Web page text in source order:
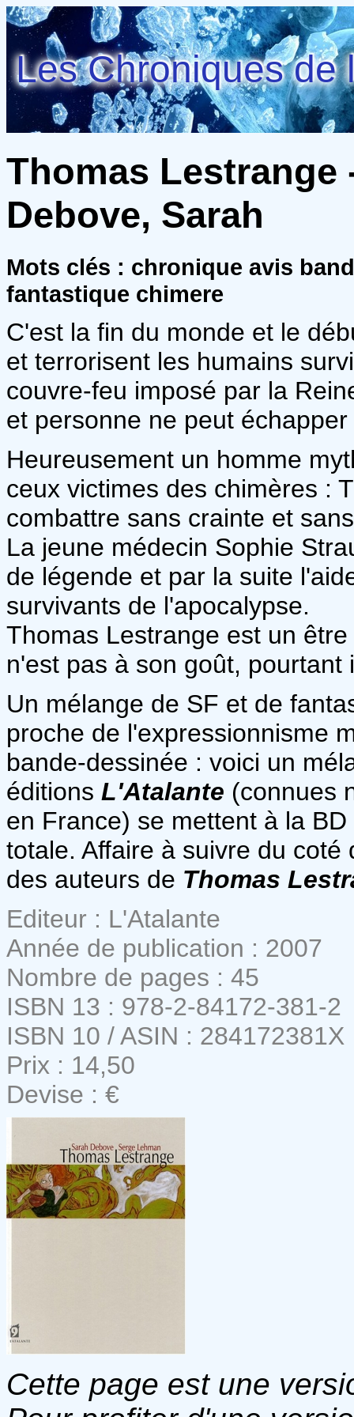
Les Chroniques de
Thomas Lestrange
Debove, Sarah
Mots clés : chronique avis
fantastique chimere
C'est la fin du monde et le
et terrorisent les humains
couvre-feu imposé par la
et personne ne peut
Heureusement un homme
ceux victimes des chimères :
combattre sans crainte et
La jeune médecin Sophie
de légende et par la suite
survivants de l'apocalypse.
Thomas Lestrange est un
n'est pas à son goût,
Un mélange de SF et de
proche de l'expressionnisme
bande-dessinée : voici un
éditions L'Atalante (connues
en France) se mettent à la
totale. Affaire à suivre du
des auteurs de Thomas
Editeur : L'Atalante
Année de publication : 2007
Nombre de pages : 45
ISBN 13 : 978-2-84172-381-2
ISBN 10 / ASIN : 284172381X
Prix : 14,50
Devise : €
Cette page est une